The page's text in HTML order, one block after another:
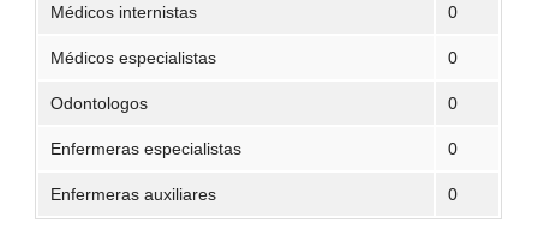
Médicos internistas 0
Médicos especialistas 0
Odontologos 0
Enfermeras especialistas 0
Enfermeras auxiliares 0